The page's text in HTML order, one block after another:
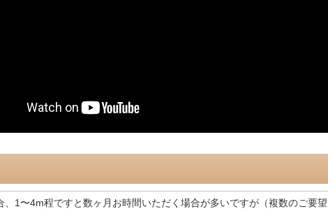
1〜4m程ですと数ヶ月お時間いただく場合が多いですが（複数のご要